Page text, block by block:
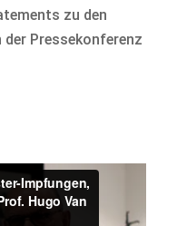
zu den
Pressekonferenz